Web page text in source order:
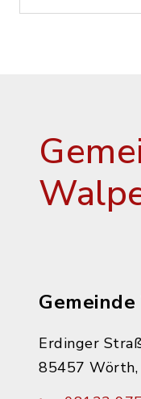
Erdinger
85457